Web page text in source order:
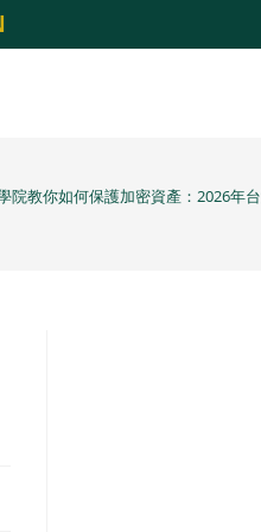
院教你如何保護加密資產：2026年